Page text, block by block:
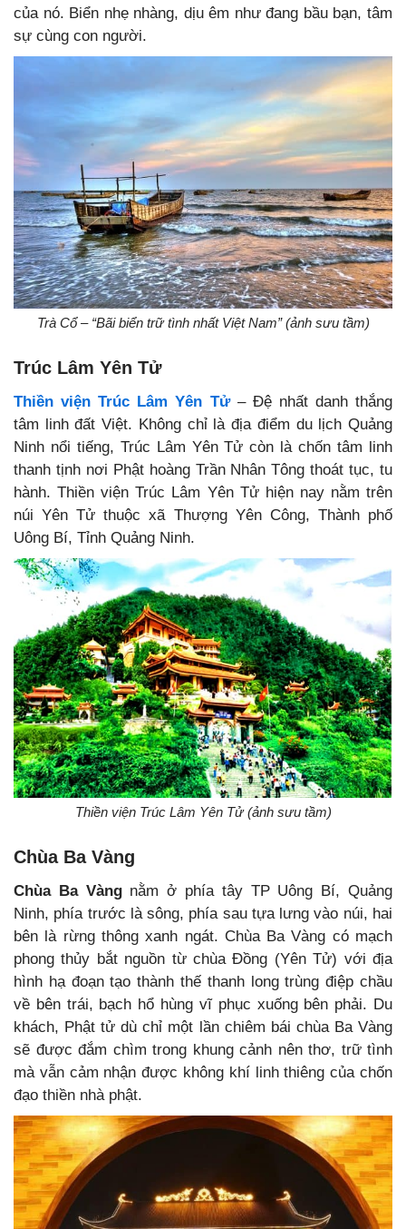
của nó. Biển nhẹ nhàng, dịu êm như đang bầu bạn, tâm
sự cùng con người.
Trà Cổ – “Bãi biển trữ tình nhất Việt Nam” (ảnh sưu tầm)
Trúc Lâm Yên Tử
Thiền viện Trúc Lâm Yên Tử– Đệ nhất danh thắng
tâm linh đất Việt. Không chỉ là địa điểm du lịch Quảng
Ninh nổi tiếng, Trúc Lâm Yên Tử còn là chốn tâm linh
thanh tịnh nơi Phật hoàng Trần Nhân Tông thoát tục, tu
hành. Thiền viện Trúc Lâm Yên Tử hiện nay nằm trên
núi Yên Tử thuộc xã Thượng Yên Công, Thành phố
Uông Bí, Tỉnh Quảng Ninh.
Thiền viện Trúc Lâm Yên Tử (ảnh sưu tầm)
Chùa Ba Vàng
Chùa Ba Vàng nằm ở phía tây TP Uông Bí, Quảng
Ninh, phía trước là sông, phía sau tựa lưng vào núi, hai
bên là rừng thông xanh ngát. Chùa Ba Vàng có mạch
phong thủy bắt nguồn từ chùa Đồng (Yên Tử) với địa
hình hạ đoạn tạo thành thế thanh long trùng điệp chầu
về bên trái, bạch hổ hùng vĩ phục xuống bên phải. Du
khách, Phật tử dù chỉ một lần chiêm bái chùa Ba Vàng
sẽ được đắm chìm trong khung cảnh nên thơ, trữ tình
mà vẫn cảm nhận được không khí linh thiêng của chốn
đạo thiền nhà phật.